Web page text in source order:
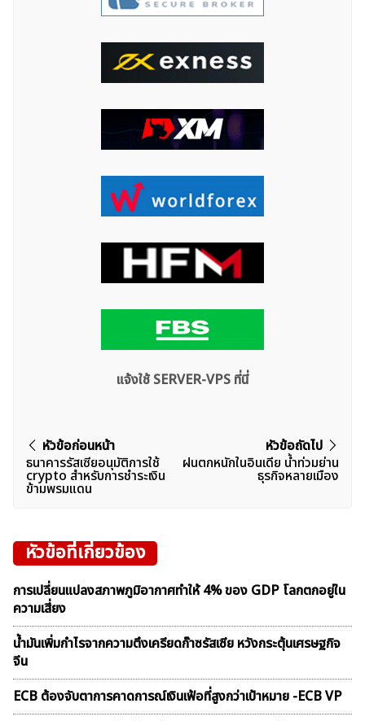
แจ้งใช้ SERVER-VPS ที่นี่
แนะแนว
เรื่อง
หัวข้อก่อนหน้า
ธนาคารรัสเซียอนุมัติการใช้
crypto สำหรับการชำระเงิน
ข้ามพรมแดน
หัวข้อถัดไป
ฝนตกหนักในอินเดีย น้ำท่วมย่าน
ธุรกิจหลายเมือง
หัวข้อที่เกี่ยวข้อง
การเปลี่ยนแปลงสภาพภูมิอากาศทำให้ 4% ของ GDP โลกตกอยู่ใน
ความเสี่ยง
น้ำมันเพิ่มกำไรจากความตึงเครียดก๊าซรัสเซีย หวังกระตุ้นเศรษฐกิจ
จีน
ECB ต้องจับตาการคาดการณ์เงินเฟ้อที่สูงกว่าเป้าหมาย -ECB VP